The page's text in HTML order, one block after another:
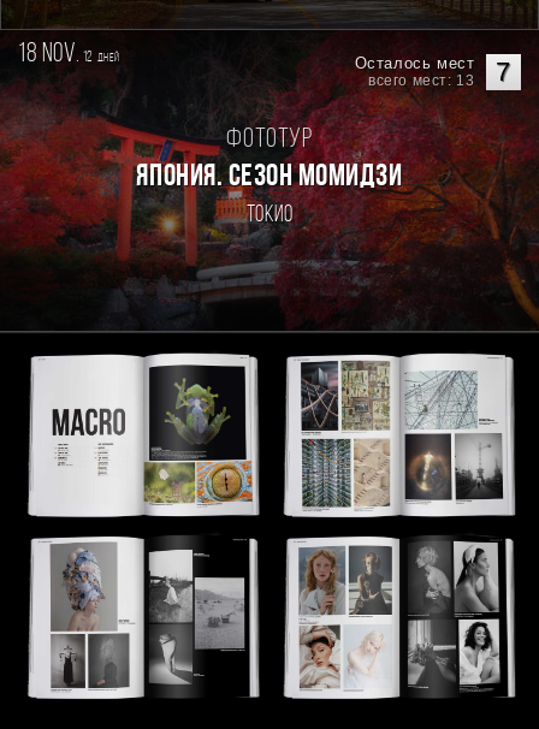
18 nov. 12 дней 7
Осталось мест
всего мест: 13
Фототур
ЯПОНИЯ. СЕЗОН МОМИДЗИ
Токио